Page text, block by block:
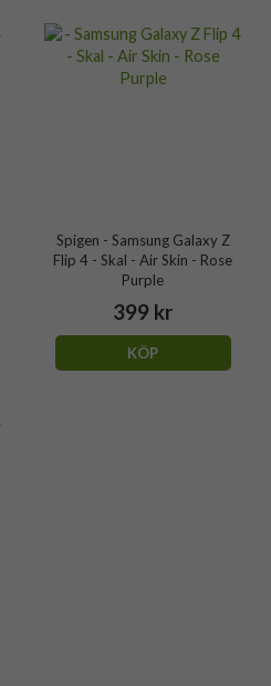
Spigen - Samsung Galaxy Z
Flip 4 - Skal - Air Skin - Rose
Purple
399 kr
KÖP